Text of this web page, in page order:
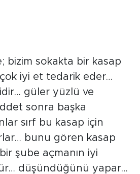
bizim sokakta bir kasap
çok iyi et tedarik eder…
güler yüzlü ve
sonra başka
sırf bu kasap için
bunu gören kasap
şube açmanın iyi
düşündüğünü yapar…